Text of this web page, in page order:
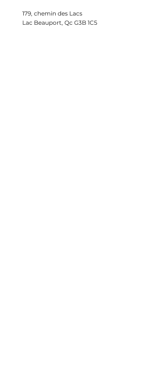
179, chemin des Lacs
Lac Beauport, Qc G3B 1C5